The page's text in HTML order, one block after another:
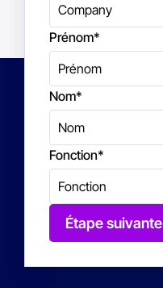
Prénom*
Nom*
Fonction*
Étape suivante